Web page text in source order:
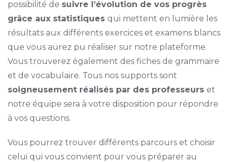
possibilité de suivre l’évolution de vos progrès
grâce aux statistiques qui mettent en lumière les
résultats aux différents exercices et examens blancs
que vous aurez pu réaliser sur notre plateforme.
Vous trouverez également des fiches de grammaire
et de vocabulaire. Tous nos supports sont
soigneusement réalisés par des professeurs et
notre équipe sera à votre disposition pour répondre
à vos questions.
Vous pourrez trouver différents parcours et choisir
celui qui vous convient pour vous préparer au